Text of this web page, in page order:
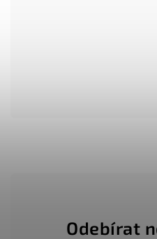
Odebírat